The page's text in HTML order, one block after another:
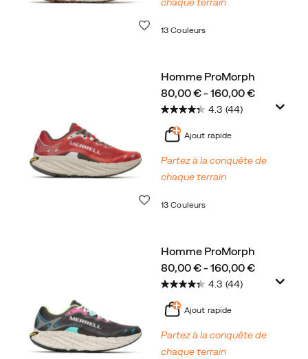
13 Couleurs
Homme ProMorph
price
80,00 € - 160,00 €
4.3 (44)
Ajout rapide
Partez à la conquête de
chaque terrain
13 Couleurs
Homme ProMorph
price
80,00 € - 160,00 €
4.3 (44)
Ajout rapide
Partez à la conquête de
chaque terrain